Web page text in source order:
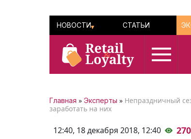
НОВОСТИ СТАТЬИ
Главная » Эксперты » Непраздничный
заработать на них
12:40, 18 декабря 2018, 12:40